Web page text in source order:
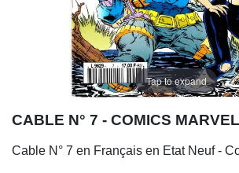
Tap to expand
CABLE N° 7 - COMICS MARVEL
Cable N° 7 en Français en Etat Neuf -